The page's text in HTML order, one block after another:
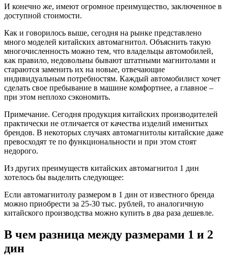
И конечно же, имеют огромное преимущество, заключенное в
доступной стоимости.
Как и говорилось выше, сегодня на рынке представлено
много моделей китайских автомагнитол. Объяснить такую
многочисленность можно тем, что владельцы автомобилей,
как правило, недовольны бывают штатными магнитолами и
стараются заменить их на новые, отвечающие
индивидуальным потребностям. Каждый автомобилист хочет
сделать свое пребывание в машине комфортнее, а главное –
при этом неплохо сэкономить.
Примечание. Сегодня продукция китайских производителей
практически не отличается от качества изделий именитых
брендов. В некоторых случаях автомагнитолы китайские даже
превосходят те по функциональности и при этом стоят
недорого.
Из других преимуществ китайских автомагнитол 1 дин
хотелось бы выделить следующее:
Если автомагнитолу размером в 1 дин от известного бренда
можно приобрести за 25-30 тыс. рублей, то аналогичную
китайского производства можно купить в два раза дешевле.
В чем разница между размерами 1 и 2
дин